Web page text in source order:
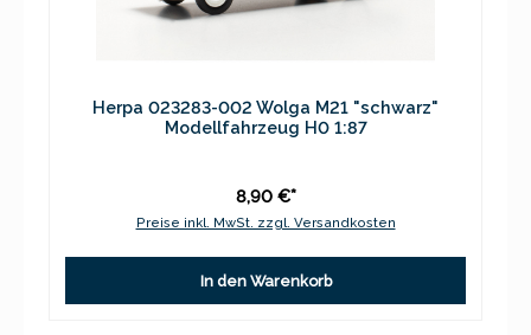
Herpa 023283-002 Wolga M21 "schwarz"
Modellfahrzeug H0 1:87
8,90 €*
Preise inkl. MwSt. zzgl. Versandkosten
In den Warenkorb